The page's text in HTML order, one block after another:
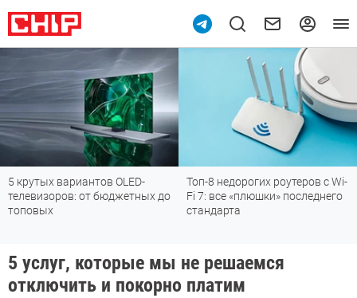
5 крутых вариантов OLED-
телевизоров: от бюджетных до
топовых
Топ-8 недорогих роутеров с Wi-
Fi 7: все «плюшки» последнего
стандарта
5 услуг, которые мы не решаемся
отключить и покорно платим